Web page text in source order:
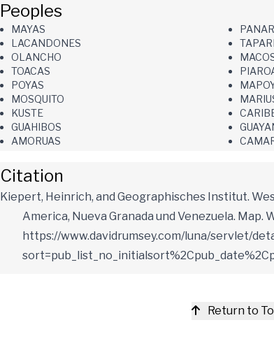
Peoples
MAYAS
LACANDONES
OLANCHO
TOACAS
POYAS
MOSQUITO
KUSTE
GUAHIBOS
AMORUAS
Citation
Kiepert, Heinrich, and Geographisches Institut.
America, Nueva Granada und Venezuela.
https://www.davidrumsey.com/luna/servlet/
Return to